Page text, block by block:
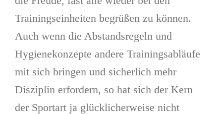
Trainingseinheiten begrüßen zu können.
Auch wenn die Abstandsregeln und
Hygienekonzepte andere Trainingsabläufe
mit sich bringen und sicherlich mehr
Disziplin erfordern, so hat sich der Kern
der Sportart ja glücklicherweise nicht